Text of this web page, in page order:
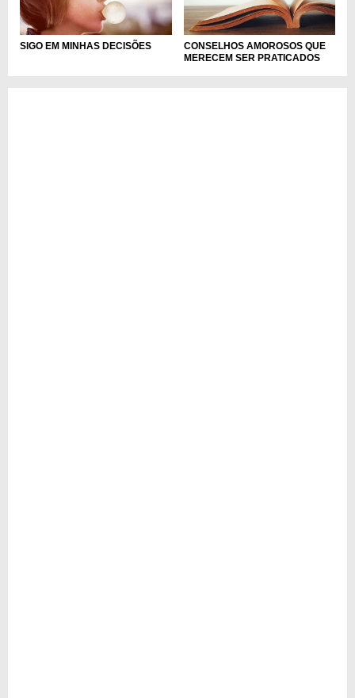
SIGO EM MINHAS DECISÕES
CONSELHOS AMOROSOS QUE
MERECEM SER PRATICADOS